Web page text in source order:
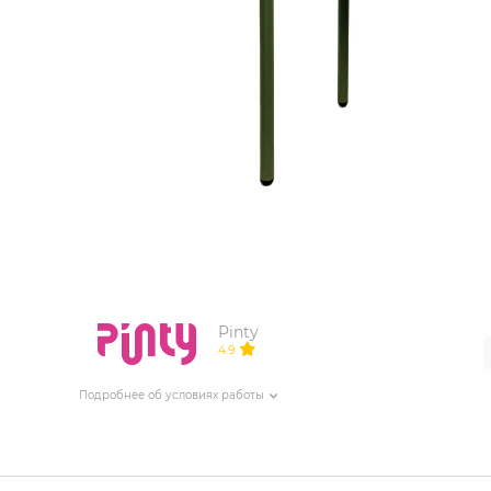
ИЗДЕЛИЯ ДЛЯ КОМФОРТА
Pinty
4.9
Подробнее об условиях работы